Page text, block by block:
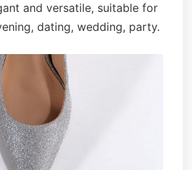
and versatile, suitable for
dating, wedding, party.